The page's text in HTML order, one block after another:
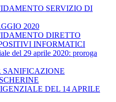
SERVIZIO DI
2020
DIRETTO
INFORMATICI
del 29 aprile 2020: proroga
SANIFICAZIONE
DEL 14 APRILE